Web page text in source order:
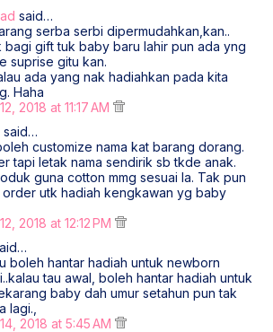
said…
serba serbi dipermudahkan,kan..
bagi gift tuk baby baru lahir pun ada yng
suprise gitu kan.
ada yang nak hadiahkan pada kita
Haha
2018 at 11:17 AM
said…
customize nama kat barang dorang.
tapi letak nama sendirik sb tkde anak.
guna cotton mmg sesuai la. Tak pun
utk hadiah kengkawan yg baby
2018 at 12:12 PM
boleh hantar hadiah untuk newborn
tau awal, boleh hantar hadiah untuk
baby dah umur setahun pun tak
lagi.,
2018 at 5:45 AM